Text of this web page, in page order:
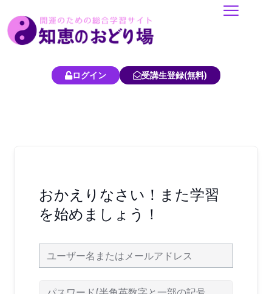
容
ログイン 受講生登録(無料)
おかえりなさい！また学習
を始めましょう！